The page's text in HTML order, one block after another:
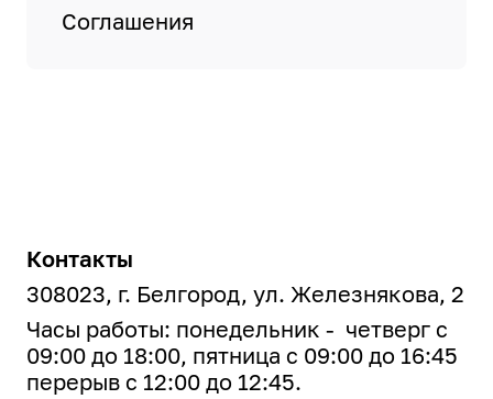
Соглашения
Контакты
308023, г. Белгород, ул. Железнякова, 2
Часы работы: понедельник - четверг с
09:00 до 18:00, пятница с 09:00 до 16:45
перерыв с 12:00 до 12:45.